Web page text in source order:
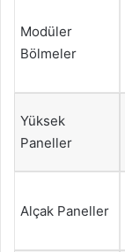
Modüler
Bölmeler
Yüksek
Paneller
Alçak Paneller